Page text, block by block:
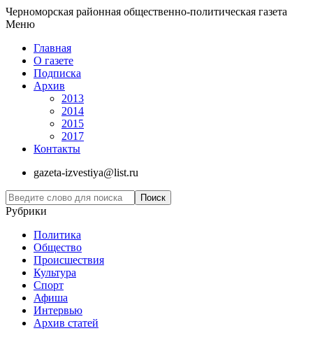
Черноморская районная общественно-политическая газета
Меню
Главная
О газете
Подписка
Архив
2013
2014
2015
2017
Контакты
gazeta-izvestiya@list.ru
Рубрики
Политика
Общество
Проиcшествия
Культура
Спорт
Афиша
Интервью
Архив статей